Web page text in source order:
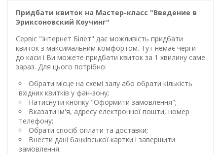
Придбати квиток на Мастер-класс "Введение в
Эриксоновский Коучинг"
Сервіс "Інтернет Білет" дає можливість придбати
квиток з максимальним комфортом. Тут немає черги
до каси і Ви можете придбати квиток за 1 хвилину саме
зараз. Для цього потрібно:
Обрати місце на схемі залу або обрати кількість
вхідних квитків у фан-зону;
Натиснути кнопку "Оформити замовлення";
Вказати ім'я, адресу електронної пошти, номер
телефону;
Обрати спосіб оплати та доставки;
Внести дані банківської картки і завершити
замовлення.